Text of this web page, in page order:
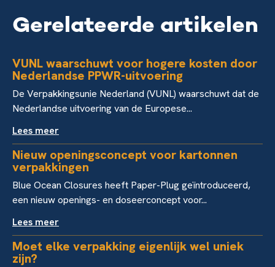
Gerelateerde artikelen
VUNL waarschuwt voor hogere kosten door
Nederlandse PPWR-uitvoering
De Verpakkingsunie Nederland (VUNL) waarschuwt dat de
Nederlandse uitvoering van de Europese...
Lees meer
Nieuw openingsconcept voor kartonnen
verpakkingen
Blue Ocean Closures heeft Paper-Plug geïntroduceerd,
een nieuw openings- en doseerconcept voor...
Lees meer
Moet elke verpakking eigenlijk wel uniek
zijn?